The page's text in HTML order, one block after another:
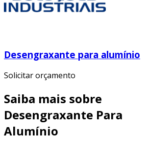
Desengraxante para alumínio
Solicitar orçamento
Saiba mais sobre
Desengraxante Para
Alumínio